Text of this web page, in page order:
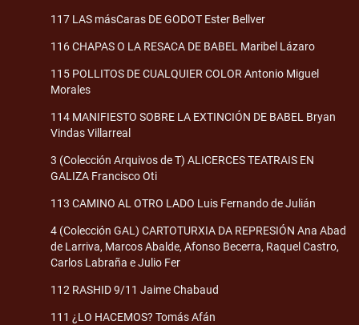
117 LAS másCaras DE GODOT Ester Bellver
116 CHAPAS O LA RESACA DE BABEL Maribel Lázaro
115 POLLITOS DE CUALQUIER COLOR Antonio Miguel
Morales
114 MANIFIESTO SOBRE LA EXTINCIÓN DE BABEL Bryan
Vindas Villarreal
3 (Colección Arquivos de T) ALICERCES TEATRAIS EN
GALIZA Francisco Oti
113 CAMINO AL OTRO LADO Luis Fernando de Julián
4 (Colección GAL) CARTOTURXIA DA REPRESIÓN Ana Abad
de Larriva, Marcos Abalde, Afonso Becerra, Raquel Castro,
Carlos Labraña e Julio Fer
112 RASHID 9/11 Jaime Chabaud
111 ¿LO HACEMOS? Tomás Afán